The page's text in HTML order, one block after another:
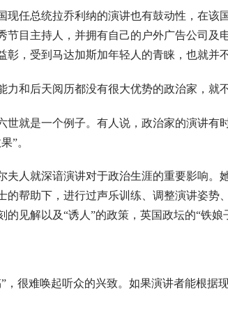
现任总统拉乔利纳的演讲也有鼓动性，在该
节目主持人，并拥有自己的户外广告公司及
彰，受到马达加斯加年轻人的青睐，也就并
力和后天阅历都没有很大优势的政治家，就
世就是一个例子。有人说，政治家的演讲
”。
夫人就深谙演讲对于政治生涯的重要影响
的帮助下，进行过声乐训练、调整演讲姿
的见解以及“诱人”的政策，英国政坛的“铁娘
，很难唤起听众的兴致。如果演讲者能根据